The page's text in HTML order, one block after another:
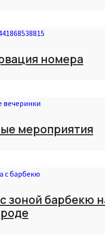
номера
мероприятия
зоной барбекю